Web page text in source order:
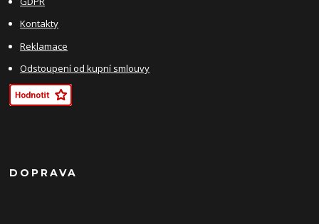
Kontakty
Reklamace
Odstoupení od kupní smlouvy
DOPRAVA